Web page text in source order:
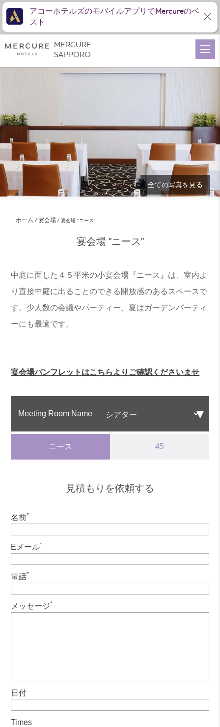
全ての写真を見る
ホーム 宴会場 宴会場 “ニース”
宴会場 "ニース"
中庭に面した４５平米の小宴会場『ニース』は、室内よ
り直接中庭に出ることのできる開放感のあるスペースで
す。少人数の会議やパーティー、夏はガーデンパーティ
ーにも最適です。
宴会場パンフレットはこちらよりご確認くださいませ
Meeting Room Name
ニース 45
見積もりを依頼する
名前*
Eメール*
電話*
メッセージ*
日付
Times
MERCURE
SAPPORO
アコーホテルズのモバイルアプリでMercureのベ
スト